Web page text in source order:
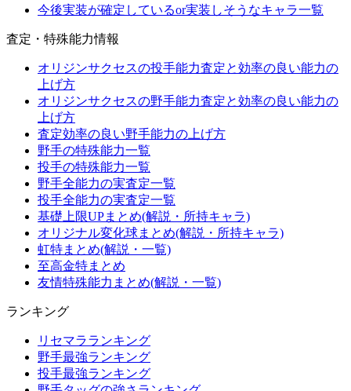
今後実装が確定しているor実装しそうなキャラ一覧
査定・特殊能力情報
オリジンサクセスの投手能力査定と効率の良い能力の
上げ方
オリジンサクセスの野手能力査定と効率の良い能力の
上げ方
査定効率の良い野手能力の上げ方
野手の特殊能力一覧
投手の特殊能力一覧
野手全能力の実査定一覧
投手全能力の実査定一覧
基礎上限UPまとめ(解説・所持キャラ)
オリジナル変化球まとめ(解説・所持キャラ)
虹特まとめ(解説・一覧)
至高金特まとめ
友情特殊能力まとめ(解説・一覧)
ランキング
リセマラランキング
野手最強ランキング
投手最強ランキング